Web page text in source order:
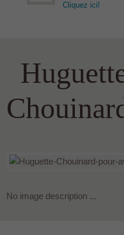
Cliquez ici!
No image description ...